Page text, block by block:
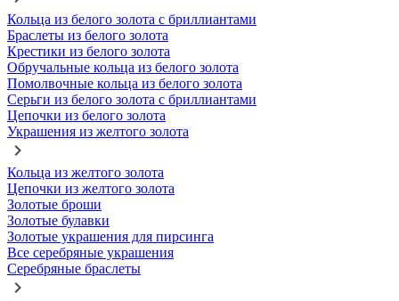
Кольца из белого золота с бриллиантами
Браслеты из белого золота
Крестики из белого золота
Обручальные кольца из белого золота
Помолвочные кольца из белого золота
Серьги из белого золота с бриллиантами
Цепочки из белого золота
Украшения из желтого золота
Кольца из желтого золота
Цепочки из желтого золота
Золотые броши
Золотые булавки
Золотые украшения для пирсинга
Все серебряные украшения
Серебряные браслеты